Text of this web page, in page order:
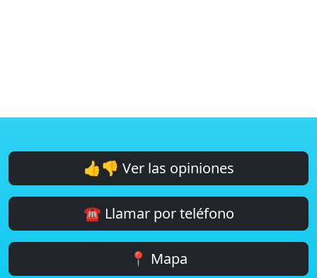
👍👎 Ver las opiniones
☎️ Llamar por teléfono
📍 Mapa